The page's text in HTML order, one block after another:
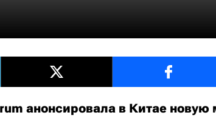
анонсировала в Китае новую